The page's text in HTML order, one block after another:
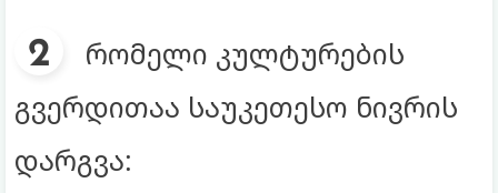
რომელი კულტურების
გვერდითაა საუკეთესო ნივრის
დარგვა: